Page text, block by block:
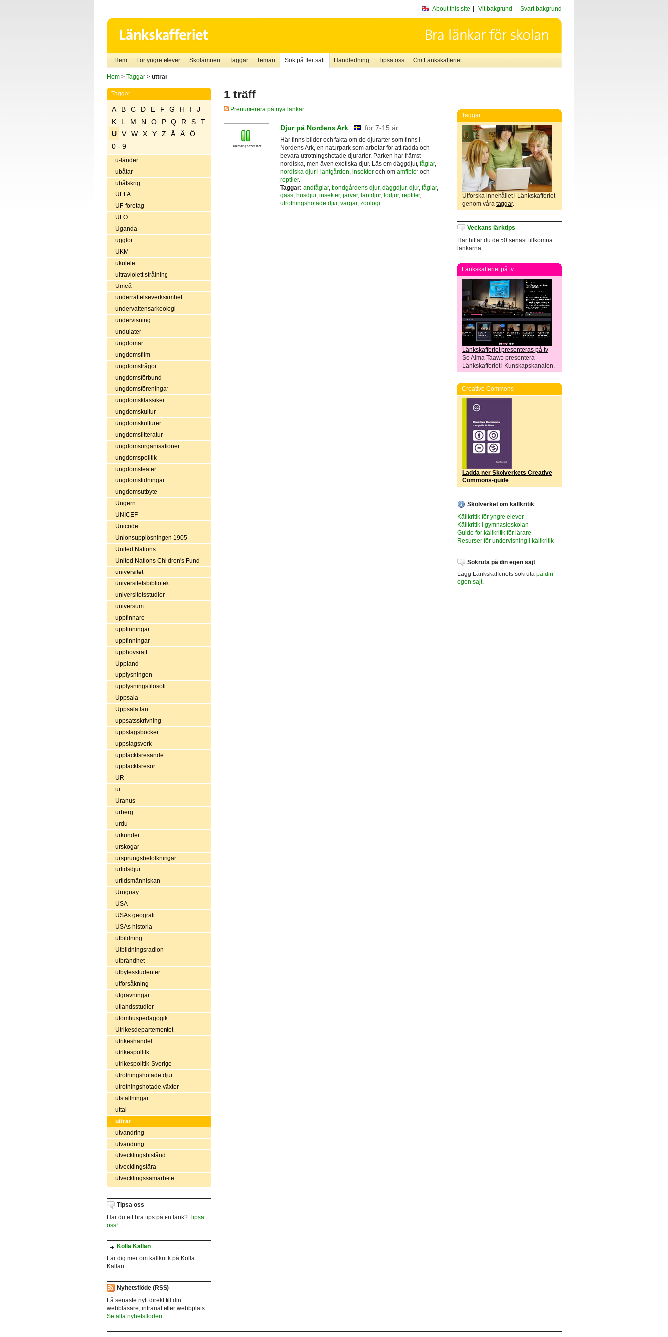
About this site Vit bakgrund Svart bakgrund
Hem För yngre elever Skolämnen Taggar Teman Sök på fler sätt Handledning Tipsa oss Om Länkskafferiet
Hem> Taggar> uttrar
Taggar
A B C D E F G H I
J
K
L M N O P Q R S
T
U
V W X Y Z Å Ä
Ö
0 - 9
u-länder
ubåtar
ubåtskrig
UEFA
UF-företag
UFO
Uganda
ugglor
UKM
ukulele
ultraviolett strålning
Umeå
underrättelseverksamhet
undervattensarkeologi
undervisning
undulater
ungdomar
ungdomsfilm
ungdomsfrågor
ungdomsförbund
ungdomsföreningar
ungdomsklassiker
ungdomskultur
ungdomskulturer
ungdomslitteratur
ungdomsorganisationer
ungdomspolitik
ungdomsteater
ungdomstidningar
ungdomsutbyte
Ungern
UNICEF
Unicode
Unionsupplösningen 1905
United Nations
United Nations Children's Fund
universitet
universitetsbibliotek
universitetsstudier
universum
uppfinnare
uppfinningar
uppfinningar
upphovsrätt
Uppland
upplysningen
upplysningsfilosofi
Uppsala
Uppsala län
uppsatsskrivning
uppslagsböcker
uppslagsverk
upptäcktsresande
upptäcktsresor
UR
ur
Uranus
urberg
urdu
urkunder
urskogar
ursprungsbefolkningar
urtidsdjur
urtidsmänniskan
Uruguay
USA
USAs geografi
USAs historia
utbildning
Utbildningsradion
utbrändhet
utbytesstudenter
utförsåkning
utgrävningar
utlandsstudier
utomhuspedagogik
Utrikesdepartementet
utrikeshandel
utrikespolitik
utrikespolitik-Sverige
utrotningshotade djur
utrotningshotade växter
utställningar
uttal
uttrar
utvandring
utvandring
utvecklingsbistånd
utvecklingslära
utvecklingssamarbete
Tipsa oss
Har du ett bra tips på en länk? Tipsa
oss!
Kolla Källan
Lär dig mer om källkritik på Kolla
Källan
Nyhetsflöde (RSS)
Få senaste nytt direkt till din
webbläsare, intranät eller webbplats.
Se alla nyhetsflöden.
1 träff
Prenumerera på nya länkar
Djur på Nordens Ark för 7-15 år
Här finns bilder och fakta om de djurarter som finns i
Nordens Ark, en naturpark som arbetar för att rädda och
bevara utrotningshotade djurarter. Parken har främst
nordiska, men även exotiska djur. Läs om däggdjur, fåglar,
nordiska djur i lantgården insekteroch om amfibieroch
reptiler.
Taggar: andfåglar, bondgårdens djur, däggdjur, djur, fåglar,
gäss, husdjur, insekter, järvar, lantdjur, lodjur, reptiler,
utrotningshotade djur, vargar, zoologi
Taggar
Utforska innehållet i Länkskafferiet
genom våra taggar.
Veckans länktips
Här hittar du de 50 senast tillkomna
länkarna
Länkskafferiet på tv
Länkskafferiet presenteras på tv
Se Alma Taawo presentera
Länkskafferiet i Kunskapskanalen.
Creative Commons
Ladda ner Skolverkets Creative
Commons-guide.
Skolverket om källkritik
Källkritik för yngre elever
Källkritik i gymnasieskolan
Guide för källkritik för lärare
Resurser för undervisning i källkritik
Sökruta på din egen sajt
Lägg Länkskafferiets sökruta på din
egen sajt.